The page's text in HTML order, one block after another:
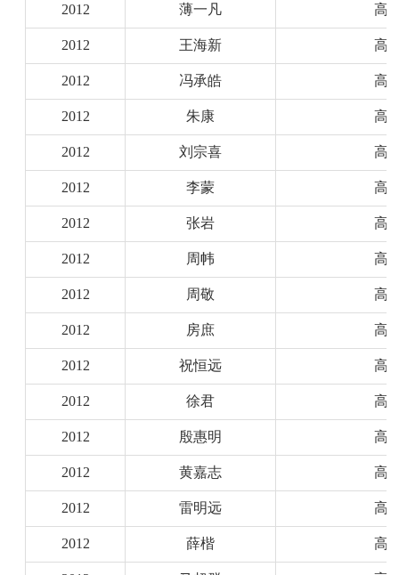
2012 薄一凡 高
2012 王海新 高
2012 冯承皓 高
2012 朱康 高
2012 刘宗喜 高
2012 李蒙 高
2012 张岩 高
2012 周帏 高
2012 周敬 高
2012 房庶 高
2012 祝恒远 高
2012 徐君 高
2012 殷惠明 高
2012 黄嘉志 高
2012 雷明远 高
2012 薛楷 高